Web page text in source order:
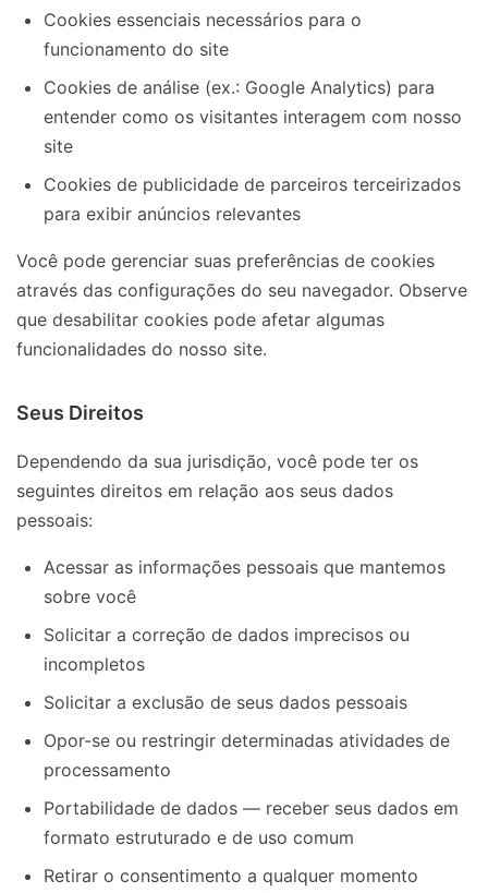
Cookies essenciais necessários para o
funcionamento do site
Cookies de análise (ex.: Google Analytics) para
entender como os visitantes interagem com nosso
site
Cookies de publicidade de parceiros terceirizados
para exibir anúncios relevantes
Você pode gerenciar suas preferências de cookies
através das configurações do seu navegador. Observe
que desabilitar cookies pode afetar algumas
funcionalidades do nosso site.
Seus Direitos
Dependendo da sua jurisdição, você pode ter os
seguintes direitos em relação aos seus dados
pessoais:
Acessar as informações pessoais que mantemos
sobre você
Solicitar a correção de dados imprecisos ou
incompletos
Solicitar a exclusão de seus dados pessoais
Opor-se ou restringir determinadas atividades de
processamento
Portabilidade de dados — receber seus dados em
formato estruturado e de uso comum
Retirar o consentimento a qualquer momento